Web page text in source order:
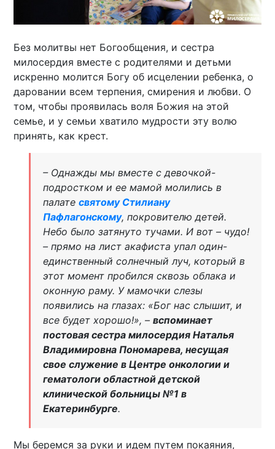
Без молитвы нет Богообщения, и сестра
милосердия вместе с родителями и детьми
искренно молится Богу об исцелении ребенка, о
даровании всем терпения, смирения и любви. О
том, чтобы проявилась воля Божия на этой
семье, и у семьи хватило мудрости эту волю
принять, как крест.
– Однажды мы вместе с девочкой-
подростком и ее мамой молились в
палате святому Стилиану
Пафлагонскому, покровителю детей.
Небо было затянуто тучами. И вот – чудо!
– прямо на лист акафиста упал один-
единственный солнечный луч, который в
этот момент пробился сквозь облака и
оконную раму. У мамочки слезы
появились на глазах: «Бог нас слышит, и
все будет хорошо!», – вспоминает
постовая сестра милосердия Наталья
Владимировна Пономарева, несущая
свое служение в Центре онкологии и
гематологи областной детской
клинической больницы №1 в
Екатеринбурге.
Мы беремся за руки и идем путем покаяния,